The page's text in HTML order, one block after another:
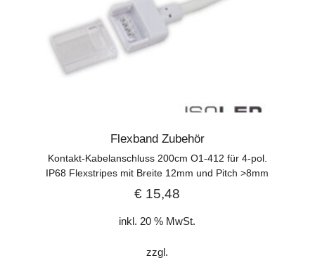
Flexband Zubehör
Kontakt-Kabelanschluss 200cm O1-412 für 4-pol.
IP68 Flexstripes mit Breite 12mm und Pitch >8mm
€ 15,48
inkl. 20 % MwSt.
zzgl.